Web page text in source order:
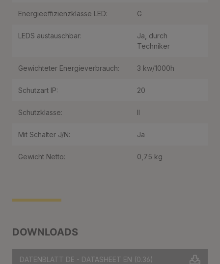
DOWNLOADS
DATENBLATT DE - DATASHEET EN (0.36)
Energieeffizienzklasse LED: G
LEDS austauschbar:
Ja, durch
Techniker
Gewichteter Energieverbrauch: 3 kw/1000h
Schutzart IP: 20
Schutzklasse: II
Mit Schalter J/N: Ja
Gewicht Netto: 0,75 kg